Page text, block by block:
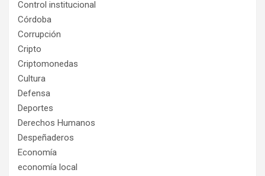
Control institucional
Córdoba
Corrupción
Cripto
Criptomonedas
Cultura
Defensa
Deportes
Derechos Humanos
Despeñaderos
Economía
economía local